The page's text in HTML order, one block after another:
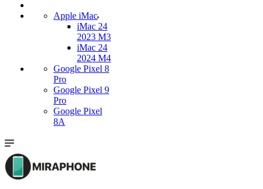
Apple iMac
iMac 24
2023 M3
iMac 24
2024 M4
Google Pixel 8
Pro
Google Pixel 9
Pro
Google Pixel
8A